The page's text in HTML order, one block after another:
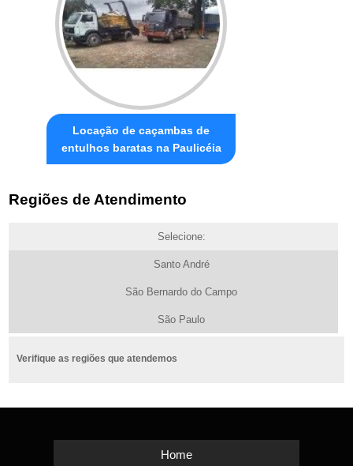
Locação de caçambas de
entulhos baratas na Paulicéia
Regiões de Atendimento
Selecione:
Santo André
São Bernardo do Campo
São Paulo
Verifique as regiões que atendemos
Home